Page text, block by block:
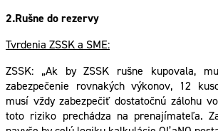
2.Rušne do rezervy
Tvrdenia ZSSK a SME:
ZSSK: „Ak by ZSSK rušne kupovala,
zabezpečenie rovnakých výkonov, 12
musí vždy zabezpečiť dostatočnú zálohu
toto riziko prechádza na prenajímateľa.